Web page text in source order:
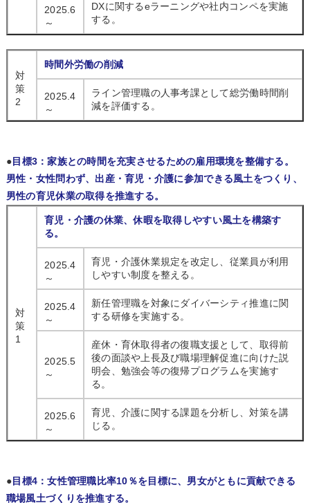
2025.6
～
DXに関するeラーニングや社内コンペを実施
する。
対
策
2
時間外労働の削減
2025.4
～
ライン管理職の人事考課として総労働時間削
減を評価する。
●目標3：家族との時間を充実させるための雇用環境を整備する。
男性・女性問わず、出産・育児・介護に参加できる風土をつくり、
男性の育児休業の取得を推進する。
対
策
1
育児・介護の休業、休暇を取得しやすい風土を構築す
る。
2025.4
～
育児・介護休業規定を改定し、従業員が利用
しやすい制度を整える。
2025.4
～
新任管理職を対象にダイバーシティ推進に関
する研修を実施する。
2025.5
～
産休・育休取得者の復職支援として、取得前
後の面談や上長及び職場理解促進に向けた説
明会、勉強会等の復帰プログラムを実施す
る。
2025.6
～
育児、介護に関する課題を分析し、対策を講
じる。
●目標4：女性管理職比率10％を目標に、男女がともに貢献できる
職場風土づくりを推進する。